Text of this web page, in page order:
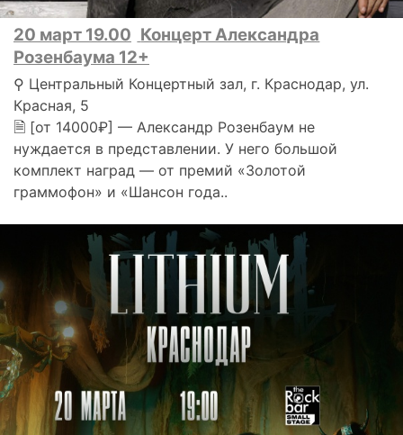
20 март 19.00 Концерт Александра
Розенбаума 12+
⚲ Центральный Концертный зал, г. Краснодар, ул.
Красная, 5
🗎 [от 14000₽] — Александр Розенбаум не
нуждается в представлении. У него большой
комплект наград — от премий «Золотой
граммофон» и «Шансон года..